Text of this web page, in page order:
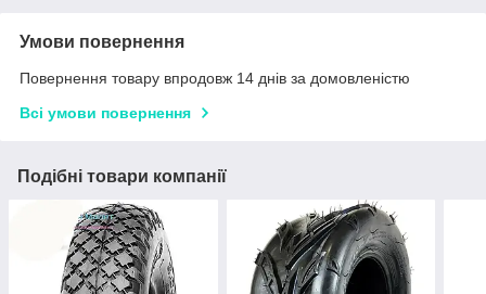
Умови повернення
Повернення товару впродовж 14 днів за домовленістю
Всі умови повернення
Подібні товари компанії